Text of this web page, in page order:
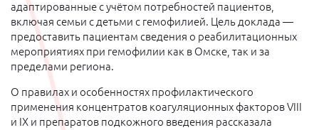
адаптированные с учётом потребностей пациентов,
включая семьи с детьми с гемофилией. Цель доклада —
предоставить пациентам сведения о реабилитационных
мероприятиях при гемофилии как в Омске, так и за
пределами региона.
О правилах и особенностях профилактического
применения концентратов коагуляционных факторов VIII
и IX и препаратов подкожного введения рассказала